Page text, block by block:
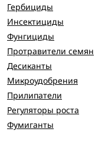
Гербициды
Инсектициды
Фунгициды
Протравители семян
Десиканты
Микроудобрения
Прилипатели
Регуляторы роста
Фумиганты